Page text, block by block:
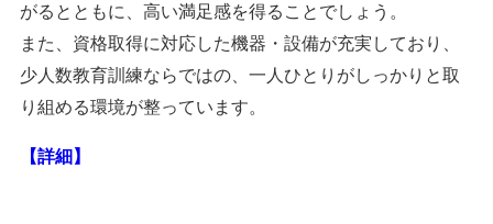
がるとともに、高い満足感を得ることでしょう。
また、資格取得に対応した機器・設備が充実しており、
少人数教育訓練ならではの、一人ひとりがしっかりと取
り組める環境が整っています。
【詳細】